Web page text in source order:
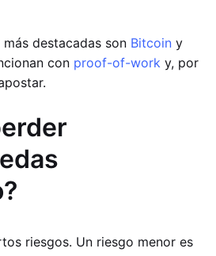
destacadas son Bitcoin y
con proof-of-work y, por
riesgos. Un riesgo menor es